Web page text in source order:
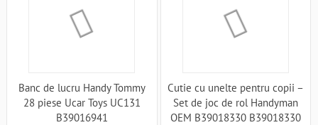
Banc de lucru Handy Tommy
28 piese Ucar Toys UC131
B39016941
Cutie cu unelte pentru copii –
Set de joc de rol Handyman
OEM B39018330 B39018330